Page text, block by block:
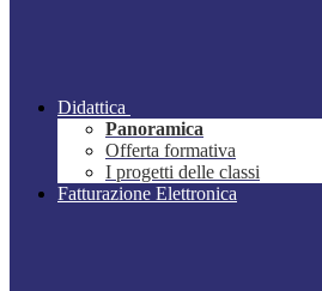
Didattica
Panoramica
Offerta formativa
I progetti delle classi
Fatturazione Elettronica